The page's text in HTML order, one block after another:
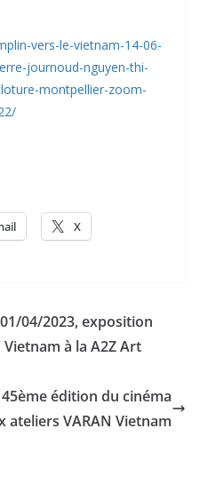
vers-le-vietnam-14-06-
journoud-nguyen-thi-
montpellier-zoom-
X
04/2023, exposition
à la A2Z Art
édition du cinéma
ateliers VARAN Vietnam